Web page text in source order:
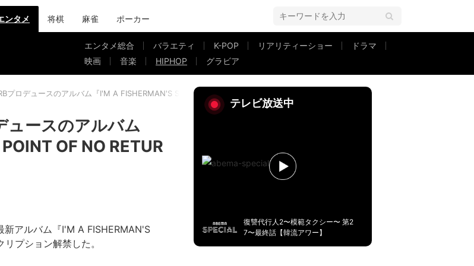
ンタメ 将棋 麻雀 ポーカー
エンタメ総合 バラエティ K-POP リアリティーショー
ドラマ
映画
音楽 HIPHOP グラビア
プロデュースのアルバム『I'M A FISHERMAN'S SON... POINT OF NO RETURN』のサブスクを解禁。
ュースのアルバム
OF NO RETUR
アルバム『I'M A FISHERMAN'S
プション解禁した。
テレビ放送中
復讐代行人2〜模範タクシー〜 第2
7〜最終話【韓流アワー】